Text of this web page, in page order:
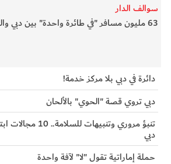
سوالف الدار
63 مليون مسافر "في طائرة واحدة" بين دبي والهند
دائرة في دبي بلا مركز خدمة!
دبي تروي قصة "الحوي" بالألحان
تنبؤ مروري
دبي
حملة إماراتية تقول "لا" لآفة واحدة